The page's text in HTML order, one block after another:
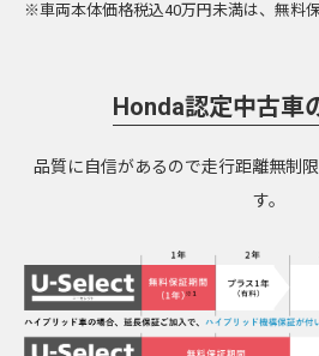
※車両本体価格税込40万円未満は、無料
Honda認定中古車
品質に自信があるので走行距離無制
す。